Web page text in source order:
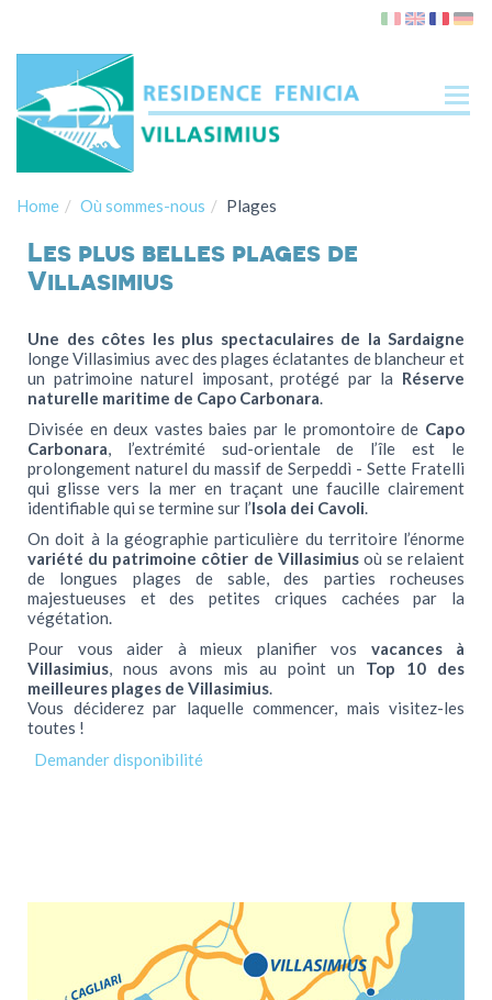
Appartements
Lentischio
Ginestra
Ibiscus
Azalea
Gelsomino
Plage
Villasimius
Plages
Home Où sommes-nous Plages
Les plus belles plages de
Villasimius
Une des côtes les plus spectaculaires de la Sardaigne
longe Villasimius avec des plages éclatantes de blancheur et
un patrimoine naturel imposant, protégé par la Réserve
naturelle maritime de Capo Carbonara.
Divisée en deux vastes baies par le promontoire de Capo
Carbonara, l’extrémité sud-orientale de l’île est le
prolongement naturel du massif de Serpeddì - Sette Fratelli
qui glisse vers la mer en traçant une faucille clairement
identifiable qui se termine sur l’Isola dei Cavoli.
On doit à la géographie particulière du territoire l’énorme
variété du patrimoine côtier de Villasimiusoù se relaient
de longues plages de sable, des parties rocheuses
majestueuses et des petites criques cachées par la
végétation.
Pour vous aider à mieux planifier vos vacances à
Villasimius, nous avons mis au point un Top 10 des
meilleures plages de Villasimius.
Vous déciderez par laquelle commencer, mais visitez-les
toutes !